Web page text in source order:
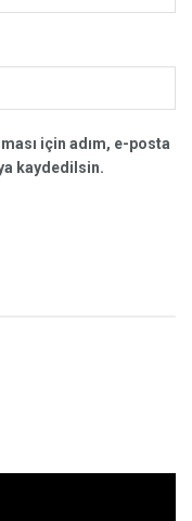
için adım, e-posta
kaydedilsin.